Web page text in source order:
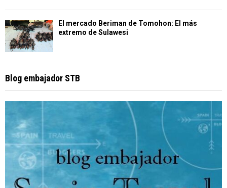
El mercado Beriman de Tomohon: El más
extremo de Sulawesi
Blog embajador STB